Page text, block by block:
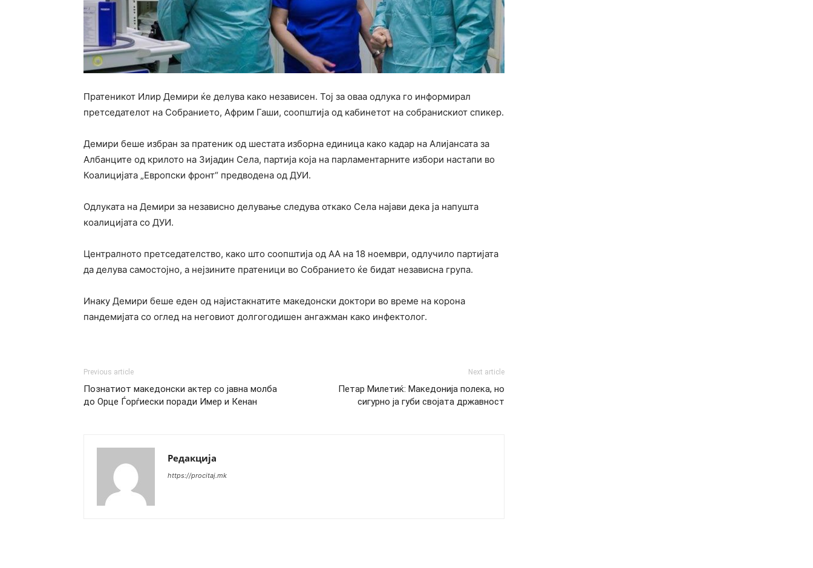
Пратеникот Илир Демири ќе делува како независен. Тој за оваа одлука го информирал
претседателот на Собранието, Африм Гаши, соопштија од кабинетот на собранискиот спикер.
Демири беше избран за пратеник од шестата изборна единица како кадар на Алијансата за
Албанците од крилото на Зијадин Села, партија која на парламентарните избори настапи во
Коалицијата „Европски фронт“ предводена од ДУИ.
Одлуката на Демири за независно делување следува откако Села најави дека ја напушта
коалицијата со ДУИ.
Централното претседателство, како што соопштија од АА на 18 ноември, одлучило партијата
да делува самостојно, а нејзините пратеници во Собранието ќе бидат независна група.
Инаку Демири беше еден од најистакнатите македонски доктори во време на корона
пандемијата со оглед на неговиот долгогодишен ангажман како инфектолог.
Previous article
Познатиот македонски актер со јавна молба
до Орце Ѓорѓиески поради Имер и Кенан
Next article
Петар Милетиќ: Македонија полека, но
сигурно ја губи својата државност
Редакција
https://procitaj.mk